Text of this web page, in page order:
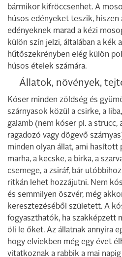
bármikor kifröccsenhet. A
húsos edényeket teszik, hiszen
edényeknek marad a kézi
külön szín jelzi, általában a kék
hűtőszekrényben elég külön
húsos ételek számára.
Állatok, növények,
Kóser minden zöldség és
szárnyasok közül a csirke, a
galamb (nem kóser pl. a strucc,
ragadozó vagy dögevő
minden olyan állat, ami hasított
marha, a kecske, a birka, a
csemege, a zsiráf, bár
ritkán lehet hozzájutni. Nem
és semmilyen öszvér, még
keresztezéséből született. A
fogyaszthatók, ha szakképzett
öli le őket. Az állatnak annyira
hogy elviekben még egy évet
vitatkoznak a rabbik a mai